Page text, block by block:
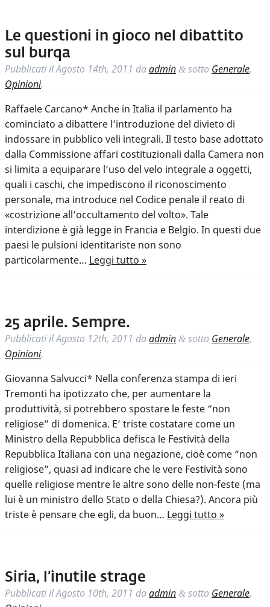
Le questioni in gioco nel dibattito
sul burqa
Pubblicati ilAgosto 14th, 2011 daadmin & sotto Generale,
Opinioni.
Raffaele Carcano* Anche in Italia il parlamento ha
cominciato a dibattere l’introduzione del divieto di
indossare in pubblico veli integrali. Il testo base adottato
dalla Commissione affari costituzionali dalla Camera non
si limita a equiparare l’uso del velo integrale a oggetti,
quali i caschi, che impediscono il riconoscimento
personale, ma introduce nel Codice penale il reato di
«costrizione all’occultamento del volto». Tale
interdizione è già legge in Francia e Belgio. In questi due
paesi le pulsioni identitariste non sono
particolarmente… Leggi tutto »
25 aprile. Sempre.
Pubblicati ilAgosto 12th, 2011 daadmin & sotto Generale,
Opinioni.
Giovanna Salvucci* Nella conferenza stampa di ieri
Tremonti ha ipotizzato che, per aumentare la
produttività, si potrebbero spostare le feste “non
religiose” di domenica. E’ triste costatare come un
Ministro della Repubblica defisca le Festività della
Repubblica Italiana con una negazione, cioè come “non
religiose”, quasi ad indicare che le vere Festività sono
quelle religiose mentre le altre sono delle non-feste (ma
lui è un ministro dello Stato o della Chiesa?). Ancora più
triste è pensare che egli, da buon… Leggi tutto »
Siria, l’inutile strage
Pubblicati ilAgosto 10th, 2011 daadmin & sotto Generale,